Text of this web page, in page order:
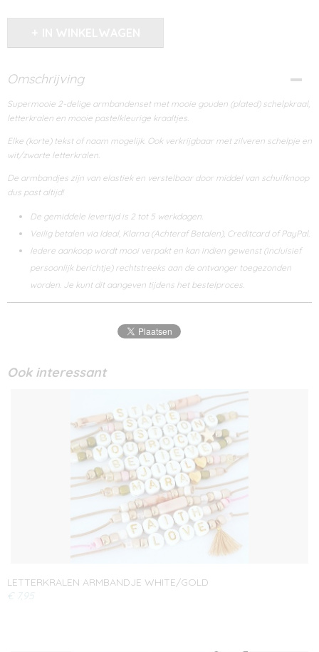
Omschrijving
Supermooie 2-delige armbandenset met mooie gouden (plated) schelpkraal,
letterkralen en mooie pastelkleurige kraaltjes.
Elke (korte) tekst of naam mogelijk. Ook verkrijgbaar met zilveren schelpje en
wit/zwarte letterkralen.
De armbandjes zijn van elastiek en verstelbaar door middel van schuifknoop
dus past altijd!
De gemiddele levertijd is 2 tot 5 werkdagen.
Veilig betalen via Ideal, Klarna (Achteraf Betalen), Creditcard of PayPal.
Iedere aankoop wordt mooi verpakt en kan indien gewenst (incluisief
persoonlijk berichtje) rechtstreeks aan de ontvanger toegezonden
worden. Je kunt dit aangeven tijdens het bestelproces.
Ook interessant
LETTERKRALEN ARMBANDJE WHITE/GOLD
€ 7,95